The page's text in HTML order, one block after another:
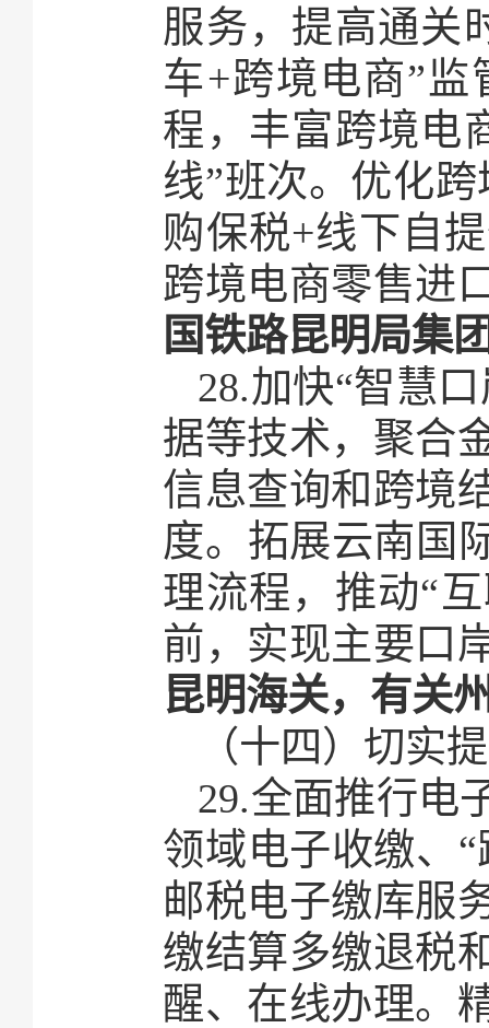
服务，提高通关
车+跨境电商”
程，丰富跨境电
线”班次。优化
购保税+线下自
跨境电商零售进
国铁路昆明局集
28.加快“智慧
据等技术，聚合
信息查询和跨境
度。拓展云南国
理流程，推动“
前，实现主要口
昆明海关，有关
（十四）切实
29.全面推行电
领域电子收缴、
邮税电子缴库服
缴结算多缴退税
醒、在线办理。